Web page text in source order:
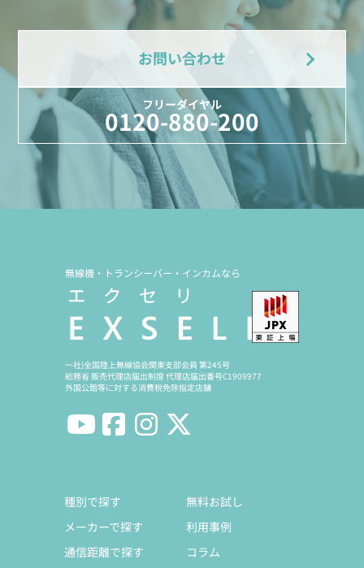
お問い合わせ
フリーダイヤル
0120-880-200
無線機・トランシーバー・インカムなら
一社)全国陸上無線協会関東支部会員 第245号
総務省 販売代理店届出制度 代理店届出番号C1909977
外国公館等に対する消費税免除指定店舗
種別で探す
メーカーで探す
通信距離で探す
無料お試し
利用事例
コラム